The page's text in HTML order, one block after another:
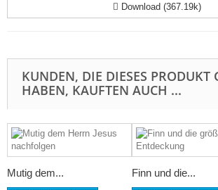
Download (367.19k)
KUNDEN, DIE DIESES PRODUKT
HABEN, KAUFTEN AUCH ...
Mutig dem... Finn und die...